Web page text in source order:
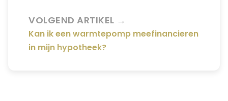
VOLGEND ARTIKEL →
Kan ik een warmtepomp meefinancieren
in mijn hypotheek?